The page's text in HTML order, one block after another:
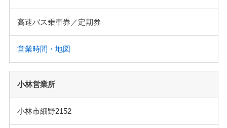
高速バス乗車券／定期券
営業時間・地図
小林営業所
小林市細野2152